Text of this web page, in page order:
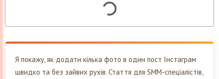
Я покажу, як додати кілька фото в один пост Інстаграм
швидко та без зайвих рухів. Стаття для SMM-спеціалістів,